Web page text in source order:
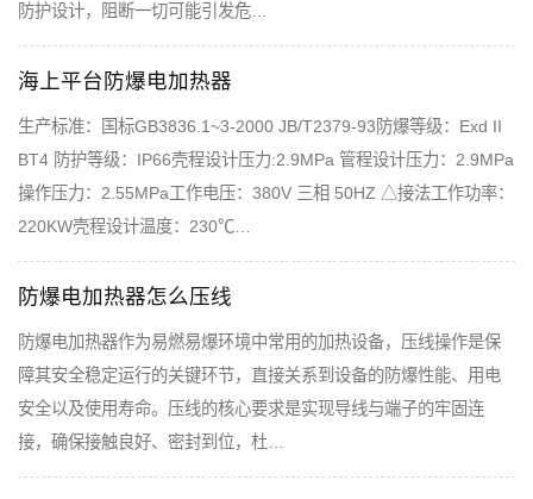
防护设计，阻断一切可能引发危…
海上平台防爆电加热器
生产标准：国标GB3836.1~3-2000 JB/T2379-93防爆等级：Exd II
BT4 防护等级：IP66壳程设计压力:2.9MPa 管程设计压力：2.9MPa
操作压力：2.55MPa工作电压：380V 三相 50HZ △接法工作功率：
220KW壳程设计温度：230℃…
防爆电加热器怎么压线
防爆电加热器作为易燃易爆环境中常用的加热设备，压线操作是保
障其安全稳定运行的关键环节，直接关系到设备的防爆性能、用电
安全以及使用寿命。压线的核心要求是实现导线与端子的牢固连
接，确保接触良好、密封到位，杜…